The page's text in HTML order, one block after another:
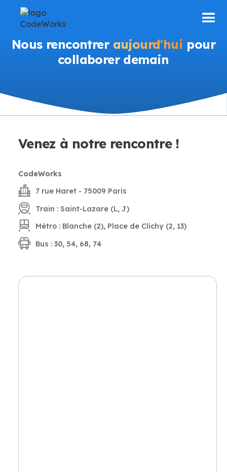
Nous rencontrer aujourd'hui pour
collaborer demain
Venez à notre rencontre !
CodeWorks
7 rue Haret - 75009 Paris
Train : Saint-Lazare (L, J)
Métro : Blanche (2), Place de Clichy (2, 13)
Bus : 30, 54, 68, 74